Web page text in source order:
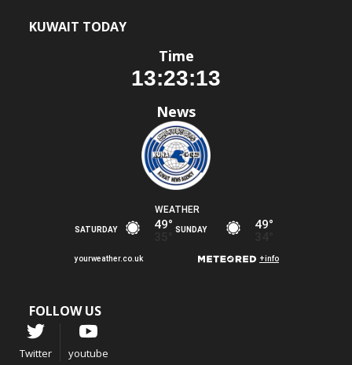
KUWAIT TODAY
Time
News
FOLLOW US
Twitter youtube